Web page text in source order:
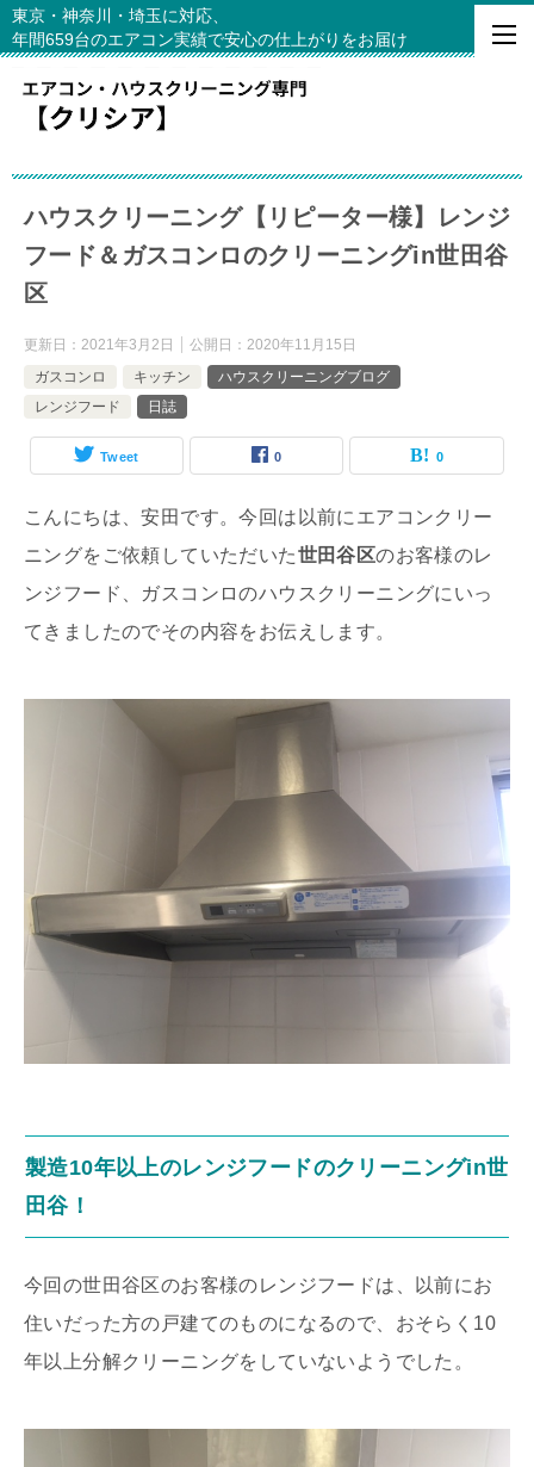
東京・神奈川・埼玉に対応、
年間659台のエアコン実績で安心の仕上がりをお届け
ハウスクリーニング【リピーター様】レンジ
フード＆ガスコンロのクリーニングin世田谷
区
更新日： 2021年3月2日 公開日： 2020年11月15日
ガスコンロ
キッチン
ハウスクリーニングブログ
レンジフード
日誌
Tweet 0 0
こんにちは、安田です。今回は以前にエアコンクリー
ニングをご依頼していただいた世田谷区のお客様のレ
ンジフード、ガスコンロのハウスクリーニングにいっ
てきましたのでその内容をお伝えします。
製造10年以上のレンジフードのクリーニングin世
田谷！
今回の世田谷区のお客様のレンジフードは、以前にお
住いだった方の戸建てのものになるので、おそらく10
年以上分解クリーニングをしていないようでした。